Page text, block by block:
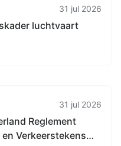
31 jul 2026
luchtvaart
31 jul 2026
Reglement
Verkeerstekens